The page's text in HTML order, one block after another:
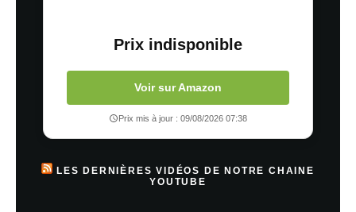
Prix indisponible
Voir sur Amazon
Prix mis à jour : 09/08/2026 07:38
LES DERNIÈRES VIDÉOS DE NOTRE CHAINE
YOUTUBE